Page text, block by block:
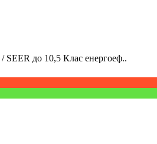
SEER до 10,5 Клас енергоеф..